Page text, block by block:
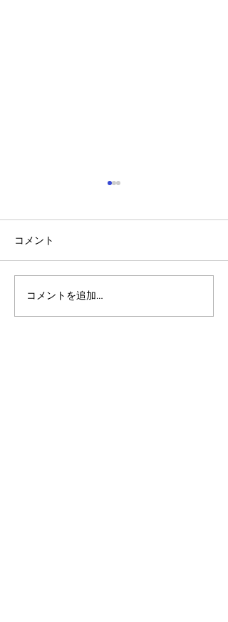
アルゴランドのポスト量
子暗号（PQC）ロードマ
コメント
コメントを追加…